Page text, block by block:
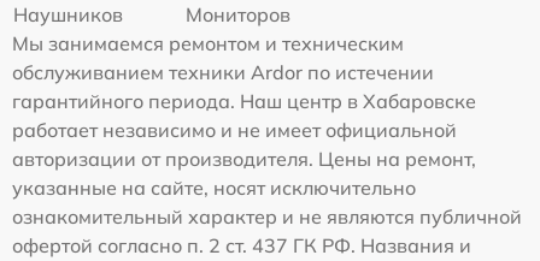
Наушников
Мониторов
Мы занимаемся ремонтом и техническим
обслуживанием техники Ardor по истечении
гарантийного периода. Наш центр в Хабаровске
работает независимо и не имеет официальной
авторизации от производителя. Цены на ремонт,
указанные на сайте, носят исключительно
ознакомительный характер и не являются публичной
офертой согласно п. 2 ст. 437 ГК РФ. Названия и